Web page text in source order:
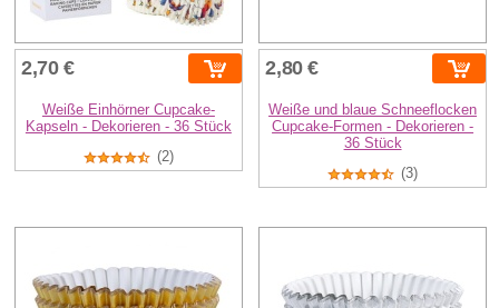
2,70 €
Weiße Einhörner Cupcake-
Kapseln - Dekorieren - 36 Stück
(2)
2,80 €
Weiße und blaue Schneeflocken
Cupcake-Formen - Dekorieren -
36 Stück
(3)